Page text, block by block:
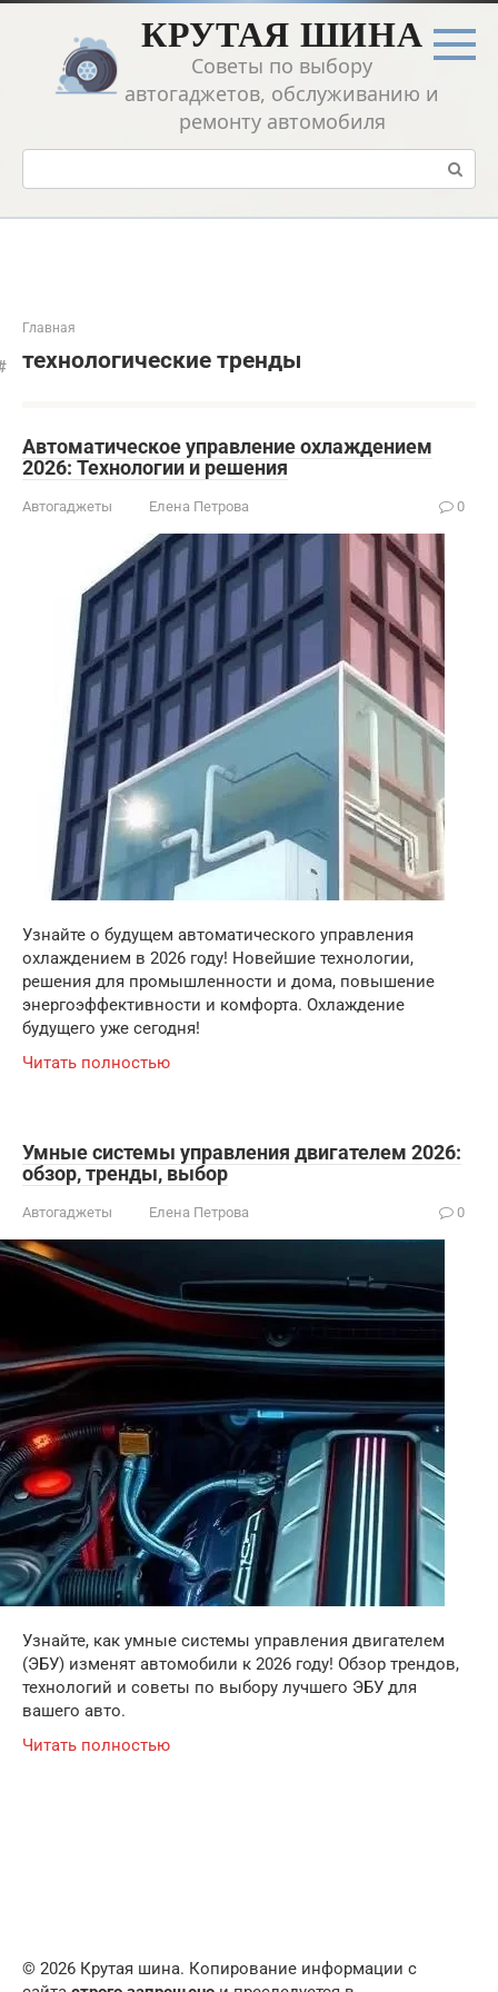
Перейти
контенту
КРУТАЯ ШИНА
Советы по выбору
автогаджетов, обслуживанию и
ремонту автомобиля
Поиск:
Главная
технологические тренды
Автоматическое управление охлаждением
2026: Технологии и решения
Автогаджеты Елена Петрова 0
Узнайте о будущем автоматического управления
охлаждением в 2026 году! Новейшие технологии,
решения для промышленности и дома, повышение
энергоэффективности и комфорта. Охлаждение
будущего уже сегодня!
Читать полностью
Умные системы управления двигателем 2026:
обзор, тренды, выбор
Автогаджеты Елена Петрова 0
Узнайте, как умные системы управления двигателем
(ЭБУ) изменят автомобили к 2026 году! Обзор трендов,
технологий и советы по выбору лучшего ЭБУ для
вашего авто.
Читать полностью
© 2026 Крутая шина. Копирование информации с